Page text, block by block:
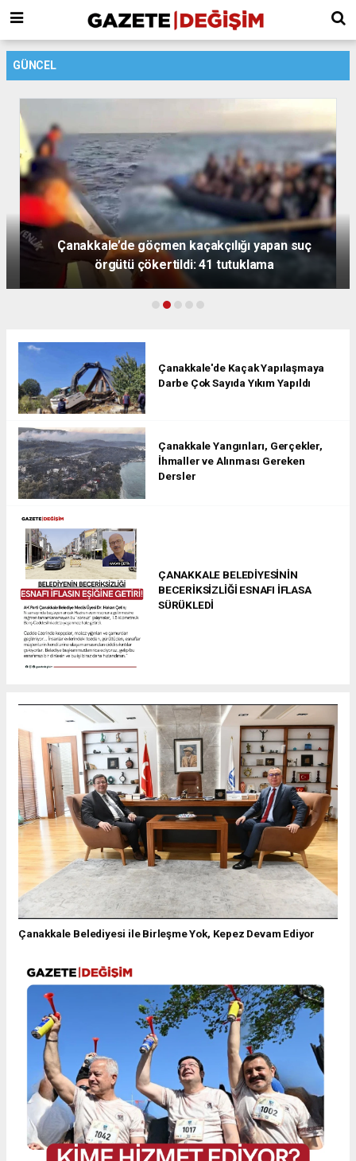
GÜNCEL
Çanakkale’de göçmen kaçakçılığı yapan suç
örgütü çökertildi: 41 tutuklama
Çanakkale'de Kaçak Yapılaşmaya
Darbe Çok Sayıda Yıkım Yapıldı
Çanakkale Yangınları, Gerçekler,
İhmaller ve Alınması Gereken
Dersler
ÇANAKKALE BELEDİYESİNİN
BECERİKSİZLİĞİ ESNAFI İFLASA
SÜRÜKLEDİ
Çanakkale Belediyesi ile Birleşme Yok, Kepez Devam Ediyor